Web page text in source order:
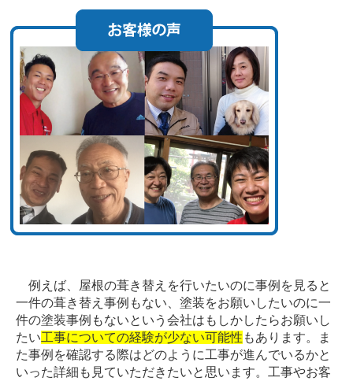
例えば、屋根の葺き替えを行いたいのに事例を見ると
一件の葺き替え事例もない、塗装をお願いしたいのに一
件の塗装事例もないという会社はもしかしたらお願いし
たい工事についての経験が少ない可能性 もあります。ま
た事例を確認する際はどのように工事が進んでいるかと
いった詳細も見ていただきたいと思います。工事やお客